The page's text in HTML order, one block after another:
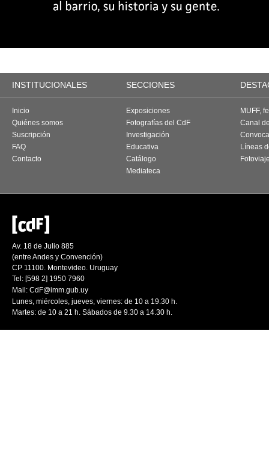
INSTITUCIONALES SECCIONES
Inicio
Quiénes somos
Suscripción
FAQ
Contacto
Exposiciones
Fotografías del CdF
Investigación
Educativa
Catálogo
Mediateca
MUFF,
Canal
Líneas
Av. 18 de Julio 885
(entre Andes y Convención)
CP 11100. Montevideo. Uruguay
Tel: [598 2] 1950 7960
Mail: CdF@imm.gub.uy
Lunes, miércoles, jueves, viernes: de 10 a 19.30 h.
Martes: de 10 a 21 h. Sábados de 9.30 a 14.30 h.